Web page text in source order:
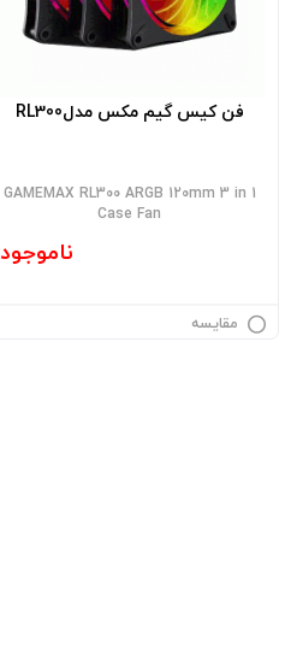
فن کیس گیم مکس مدلRL300
GAMEMAX RL300 ARGB 120mm 3 in 1
Case Fan
ناموجود
مقایسه